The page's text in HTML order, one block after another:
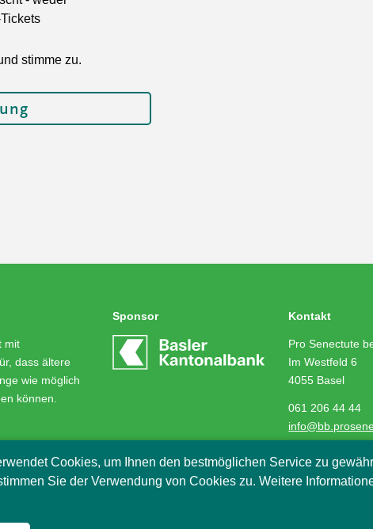
stimme zu.
mit
dass ältere
wie möglich
können.
Sponsor Kontakt
Pro Senectute
Im Westfeld 6
4055 Basel
061 206 44 44
Cookies, um Ihnen den bestmöglichen Service zu
Sie der Verwendung von Cookies zu. Weitere